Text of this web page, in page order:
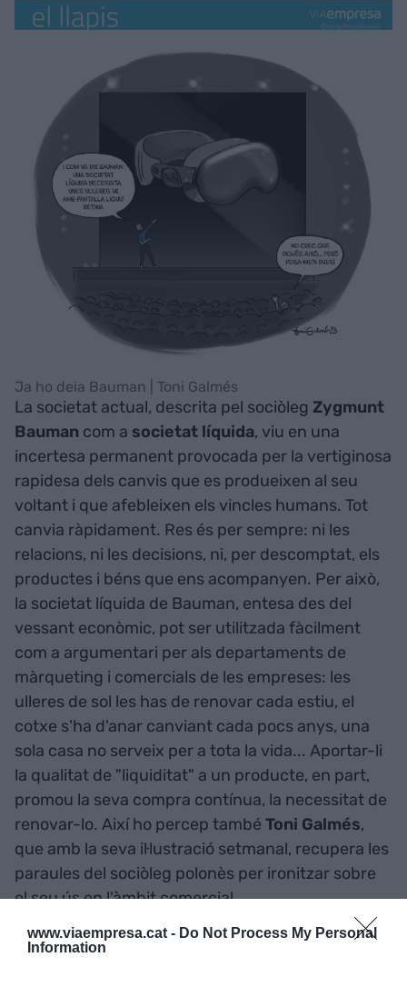
www.viaempresa.cat - Do Not Process My Personal
Information
Ja ho deia Bauman | Toni Galmés
La societat actual, descrita pel sociòleg Zygmunt
Bauman com a societat líquida, viu en una
incertesa permanent provocada per la vertiginosa
rapidesa dels canvis que es produeixen al seu
voltant i que afebleixen els vincles humans. Tot
canvia ràpidament. Res és per sempre: ni les
relacions, ni les decisions, ni, per descomptat, els
productes i béns que ens acompanyen. Per això,
la societat líquida de Bauman, entesa des del
vessant econòmic, pot ser utilitzada fàcilment
com a argumentari per als departaments de
màrqueting i comercials de les empreses: les
ulleres de sol les has de renovar cada estiu, el
cotxe s'ha d'anar canviant cada pocs anys, una
sola casa no serveix per a tota la vida... Aportar-li
la qualitat de "liquiditat" a un producte, en part,
promou la seva compra contínua, la necessitat de
renovar-lo. Així ho percep també Toni Galmés,
que amb la seva il·lustració setmanal, recupera les
paraules del sociòleg polonès per ironitzar sobre
el seu ús en l'àmbit comercial.